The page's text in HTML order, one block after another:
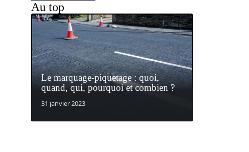
Au top
Le marquage-piquetage : quoi,
quand, qui, pourquoi et combien ?
31 janvier 2023